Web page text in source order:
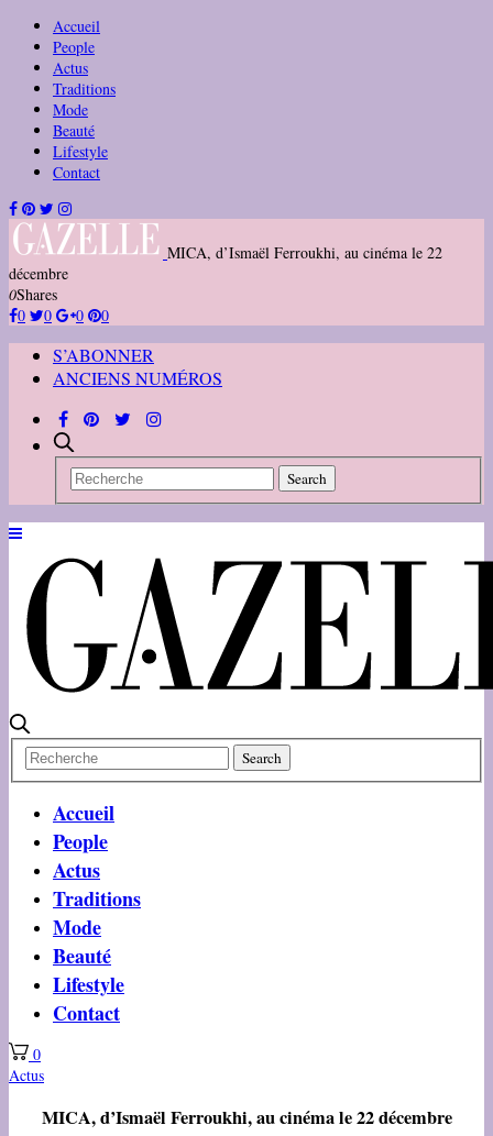
Accueil
People
Actus
Traditions
Mode
Beauté
Lifestyle
Contact
MICA, d’Ismaël Ferroukhi, au cinéma le 22
décembre
0Shares
0
0 0 0
S’ABONNER
ANCIENS NUMÉROS
Accueil
People
Actus
Traditions
Mode
Beauté
Lifestyle
Contact
0
Actus
MICA, d’Ismaël Ferroukhi, au cinéma le 22 décembre